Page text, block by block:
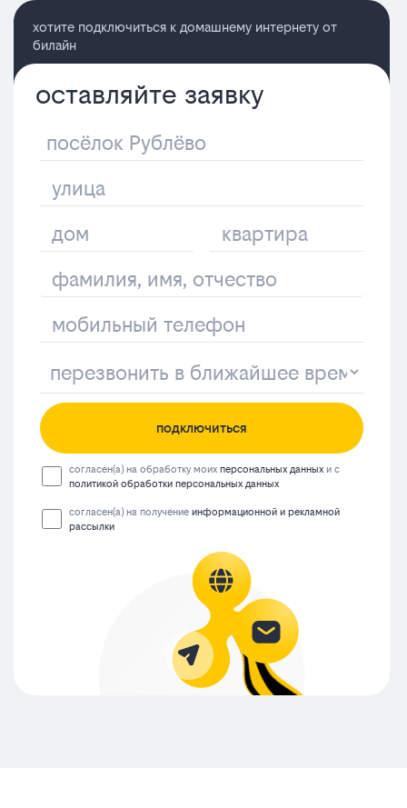
хотите подключиться к домашнему интернету от
билайн
оставляйте заявку
подключиться
согласен(а) на обработку моихперсональных данных и с
политикой обработки персональных данных
согласен(а) на получениеинформационной и рекламной
рассылки